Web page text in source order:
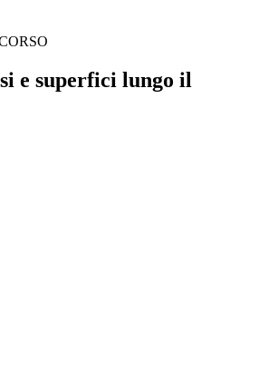
e superfici lungo il